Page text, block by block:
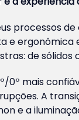
processos
e ergonômica
de sólidos
mais
A
e a